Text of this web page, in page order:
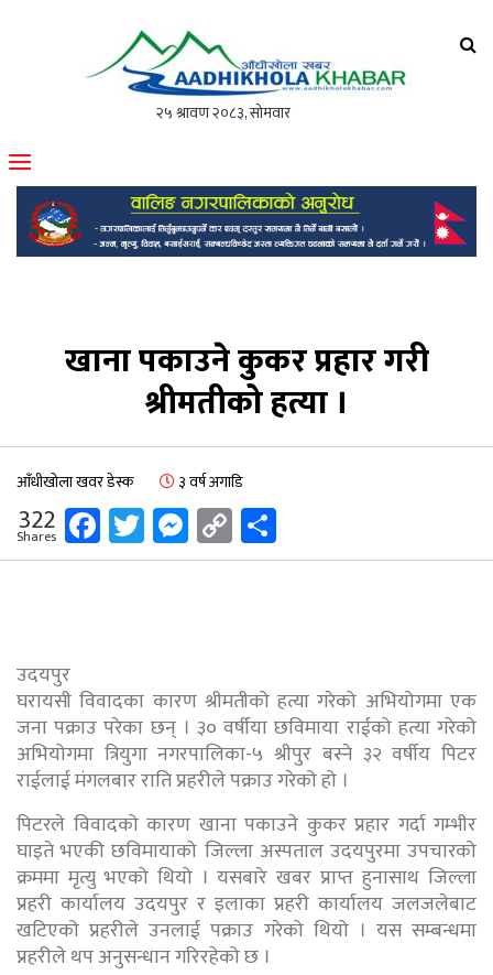
मोफसलकै लोकप्रिय अनलाइन पत्रिका
खाना पकाउने कुकर प्रहार गरी
श्रीमतीको हत्या ।
आँधीखोला खवर डेस्क ३ वर्ष अगाडि
322
Shares Facebook
Twitter
Messenger
Copy
Link
उदयपुर
घरायसी विवादका कारण श्रीमतीको हत्या गरेको अभियोगमा एक
जना पक्राउ परेका छन् । ३० वर्षीया छविमाया राईको हत्या गरेको
अभियोगमा त्रियुगा नगरपालिका-५ श्रीपुर बस्ने ३२ वर्षीय पिटर
राईलाई मंगलबार राति प्रहरीले पक्राउ गरेको हो ।
पिटरले विवादको कारण खाना पकाउने कुकर प्रहार गर्दा गम्भीर
घाइते भएकी छविमायाको जिल्ला अस्पताल उदयपुरमा उपचारको
क्रममा मृत्यु भएको थियो । यसबारे खबर प्राप्त हुनासाथ जिल्ला
प्रहरी कार्यालय उदयपुर र इलाका प्रहरी कार्यालय जलजलेबाट
खटिएको प्रहरीले उनलाई पक्राउ गरेको थियो । यस सम्बन्धमा
प्रहरीले थप अनुसन्धान गरिरहेको छ ।